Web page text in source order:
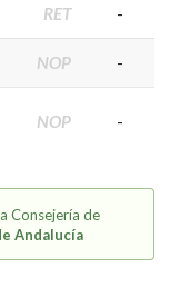
RET -
NOP -
NOP -
Consejería de
Andalucía